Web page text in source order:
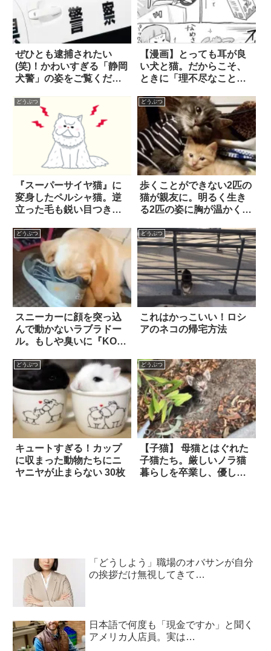
ぜひとも逮捕されたい
(笑)！かわいすぎる「静岡
犬警」の姿をご覧くださ
【漫画】とっても耳が良
い犬と猫。だからこそ、
ときに「理不尽なこと」
どうぶつ
『スーパーサイヤ猫』に
変身したペルシャ猫。逆
立った毛も鋭い目つき
い！？
どうぶつ
歩くことができない2匹の
猫が親友に。明るく生き
る2匹の姿に胸が温かくな
どうぶつ
スニーカーに顔を突っ込
んで動かないラブラドー
ル。もしや臭いに『KO』
配してたら…！？
どうぶつ
これはかっこいい！ロシ
アのネコの帰宅方法
どうぶつ
キュートすぎる！カップ
に収まった動物たちにニ
ヤニヤが止まらない 30枚
どうぶつ
【子猫】 母猫とはぐれた
子猫たち。厳しいノラ猫
暮らしを卒業し、優しい
「どうしよう」職場のオバサンが自分
の挨拶だけ無視してきて…
日本語で何度も「現金ですか」と聞く
アメリカ人店員。実は…